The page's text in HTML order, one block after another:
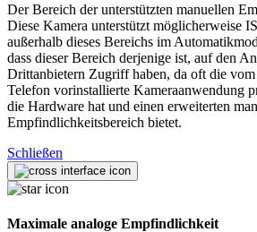
Der Bereich der unterstützten manuellen
Diese Kamera unterstützt möglicherweise
außerhalb dieses Bereichs im
dass dieser Bereich derjenige ist, auf den
Drittanbietern Zugriff haben, da oft die
Telefon vorinstallierte Kameraanwendung
die Hardware hat und einen erweiterten
Empfindlichkeitsbereich bietet.
Schließen
Maximale analoge Empfindlichkeit